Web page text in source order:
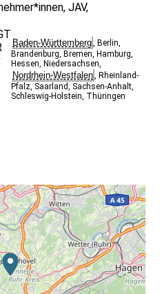
JAV,
Baden-Württemberg, Berlin,
Brandenburg, Bremen, Hamburg,
Hessen, Niedersachsen,
Nordrhein-Westfalen, Rheinland-
Pfalz, Saarland, Sachsen-Anhalt,
Schleswig-Holstein, Thüringen